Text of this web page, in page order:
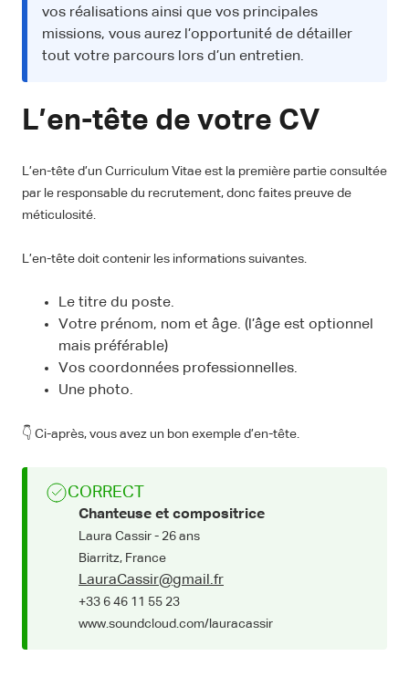
vos réalisations ainsi que vos principales
missions, vous aurez l’opportunité de détailler
tout votre parcours lors d’un entretien.
L’en-tête de votre CV
L’en-tête d’un Curriculum Vitae est la première partie consultée
par le responsable du recrutement, donc faites preuve de
méticulosité.
L’en-tête doit contenir les informations suivantes.
Le titre du poste.
Votre prénom, nom et âge. (l’âge est optionnel
mais préférable)
Vos coordonnées professionnelles.
Une photo.
👇 Ci-après, vous avez un bon exemple d’en-tête.
CORRECT
Chanteuse et compositrice
Laura Cassir - 26 ans
Biarritz, France
LauraCassir@gmail.fr
+33 6 46 11 55 23
www.soundcloud.com/lauracassir